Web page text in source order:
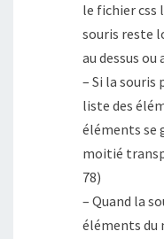
le fichier css
souris reste
au dessus ou
– Si la souris
liste des
éléments se
moitié
78)
– Quand la
éléments du